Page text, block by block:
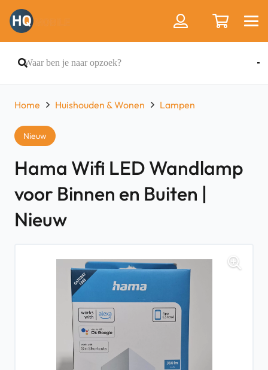
Home Huishouden & Wonen Lampen
Nieuw
Hama Wifi LED Wandlamp
voor Binnen en Buiten |
Nieuw